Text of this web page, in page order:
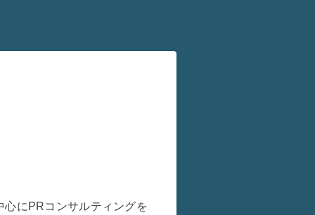
にPRコンサルティングを